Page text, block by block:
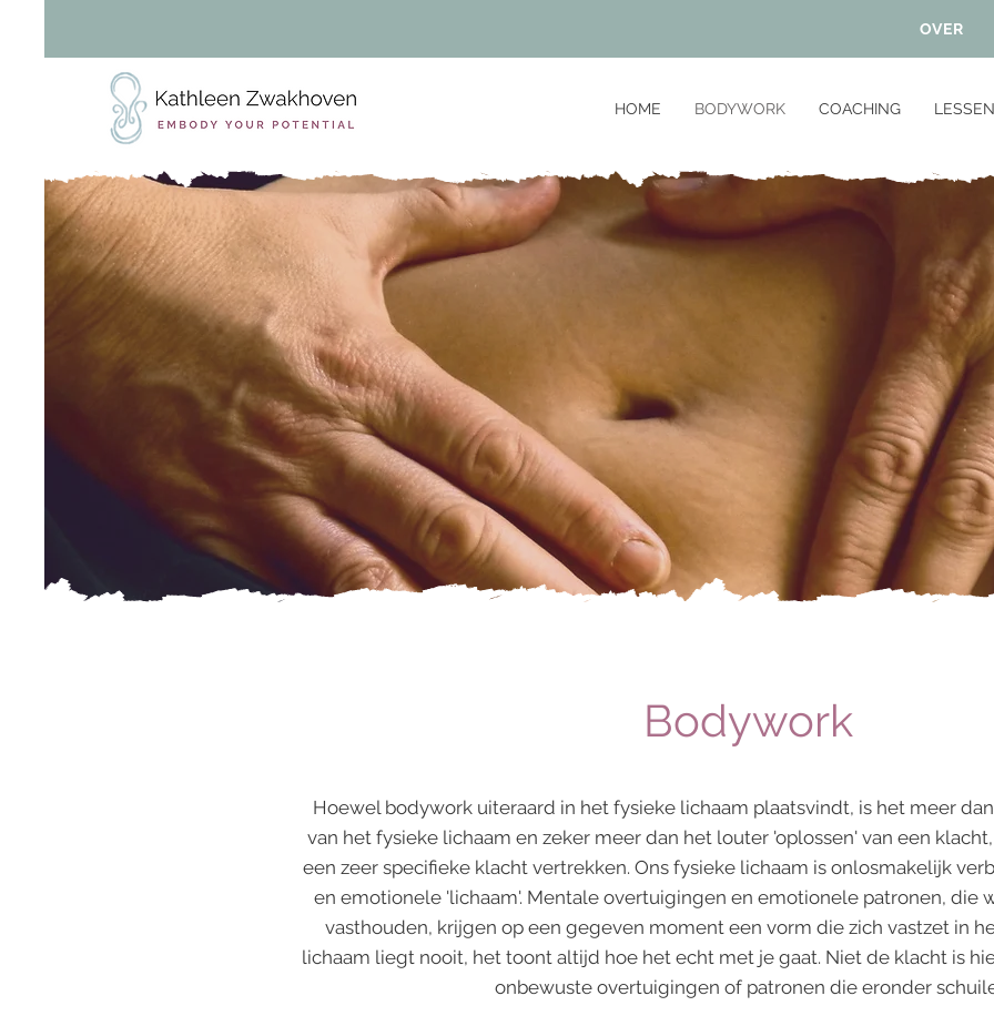
OVER
HOME BODYWORK COACHING LESSEN
Bodywork
Hoewel bodywork uiteraard in het fysieke lichaam plaatsvindt, is het meer
van het fysieke lichaam en zeker meer dan het louter 'oplossen' van een
een zeer specifieke klacht vertrekken. Ons fysieke lichaam is onlosmakelijk
en emotionele 'lichaam'. Mentale overtuigingen en emotionele patronen, die
vasthouden, krijgen op een gegeven moment een vorm die zich vastzet in
lichaam liegt nooit, het toont altijd hoe het echt met je gaat. Niet de klacht is
onbewuste overtuigingen of patronen die eronder